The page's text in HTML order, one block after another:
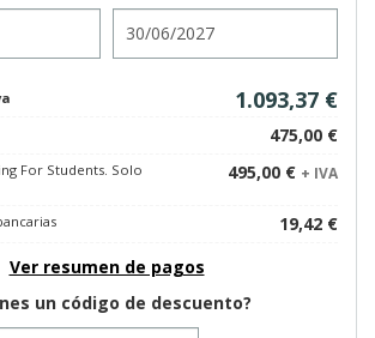
1.093,37 €
475,00 €
For Students. Solo
495,00 € + IVA
19,42 €
Ver resumen de pagos
un código de descuento?